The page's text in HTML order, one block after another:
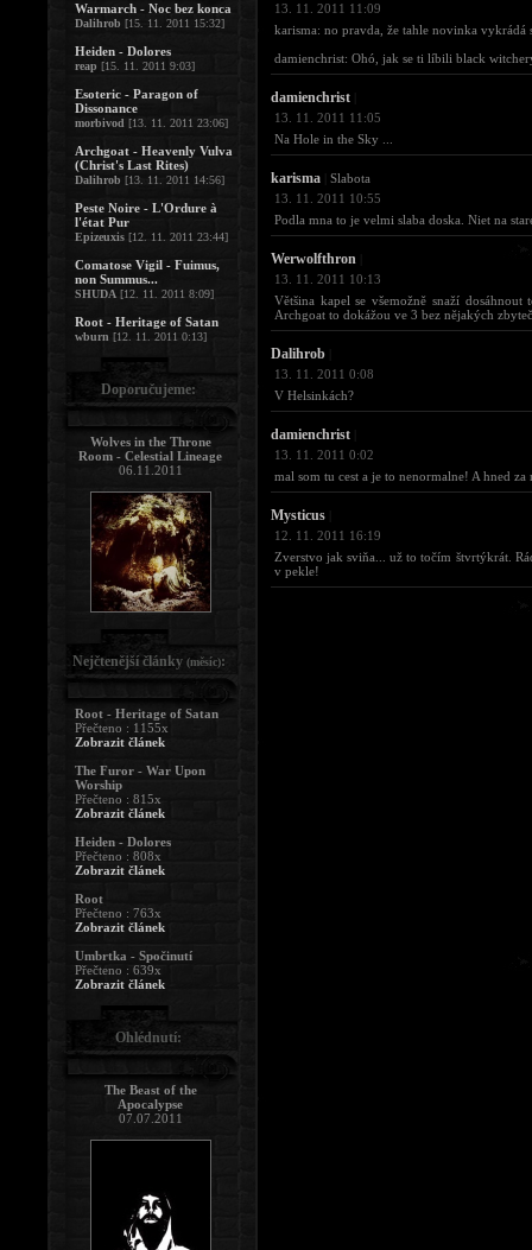
13. 11. 2011 11:09
karisma: no pravda, že tahle novinka vykrádá
damienchrist: Ohó, jak se ti líbili black
damienchrist
13. 11. 2011 11:05
Na Hole in the Sky ...
karisma
Slabota
13. 11. 2011 10:55
Podla mna to je velmi slaba doska. Niet na
Werwolfthron
13. 11. 2011 10:13
Většina kapel se všemožně snaží
Archgoat to dokážou ve 3 bez nějakých
Dalihrob
13. 11. 2011 0:08
V Helsinkách?
damienchrist
13. 11. 2011 0:02
mal som tu cest a je to nenormalne! A hned
Mysticus
12. 11. 2011 16:19
Zverstvo jak sviňa... už to točím štvrtýkrát.
v pekle!
Warmarch - Noc bez konca
Dalihrob [15. 11. 2011 15:32]
Heiden - Dolores
reap [15. 11. 2011 9:03]
Esoteric - Paragon of
Dissonance
morbivod [13. 11. 2011 23:06]
Archgoat - Heavenly Vulva
(Christ's Last Rites)
Dalihrob [13. 11. 2011 14:56]
Peste Noire - L'Ordure à
l'état Pur
Epizeuxis [12. 11. 2011 23:44]
Comatose Vigil - Fuimus,
non Summus...
SHUDA [12. 11. 2011 8:09]
Root - Heritage of Satan
wburn [12. 11. 2011 0:13]
Doporučujeme:
Wolves in the Throne
Room - Celestial Lineage
06.11.2011
Nejčtenější články (měsíc):
Root - Heritage of Satan
Přečteno : 1155x
Zobrazit článek
The Furor - War Upon
Worship
Přečteno : 815x
Zobrazit článek
Heiden - Dolores
Přečteno : 808x
Zobrazit článek
Root
Přečteno : 763x
Zobrazit článek
Umbrtka - Spočinutí
Přečteno : 639x
Zobrazit článek
Ohlédnutí:
The Beast of the
Apocalypse
07.07.2011